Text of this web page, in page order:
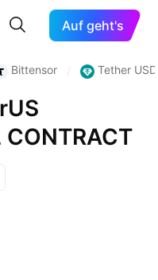
Auf geht's
Bittensor Tether
CONTRACT